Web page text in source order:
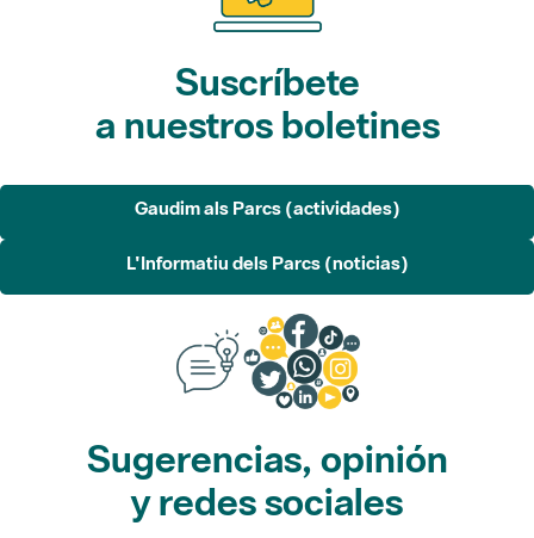
Suscríbete
a nuestros boletines
Gaudim als Parcs (actividades)
L'Informatiu dels Parcs (noticias)
Sugerencias, opinión
y redes sociales